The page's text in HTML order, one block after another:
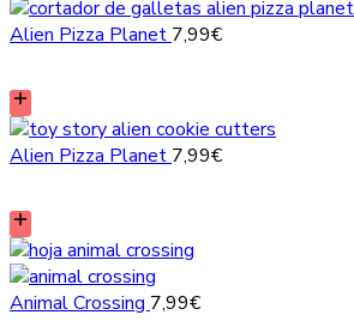
Alien Pizza Planet 7,99€
Alien Pizza Planet 7,99€
Animal Crossing 7,99€